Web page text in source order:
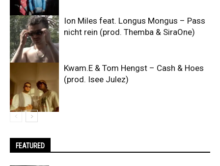
Ion Miles feat. Longus Mongus – Pass
nicht rein (prod. Themba & SiraOne)
Kwam.E & Tom Hengst – Cash & Hoes
(prod. Isee Julez)
FEATURED